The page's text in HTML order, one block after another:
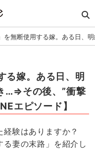
を無断使用する嫁。ある日、
る嫁。ある日、明
…⇒その後、”衝撃
エピソード】
験はありますか？
妻の末路」を紹介し